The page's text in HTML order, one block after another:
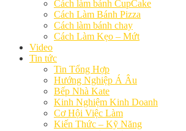
Cách làm bánh CupCake
Cách Làm Bánh Pizza
Cách làm bánh chay
Cách Làm Kẹo – Mứt
Video
Tin tức
Tin Tổng Hợp
Hướng Nghiệp Á Âu
Bếp Nhà Kate
Kinh Nghiệm Kinh Doanh
Cơ Hội Việc Làm
Kiến Thức – Kỹ Năng